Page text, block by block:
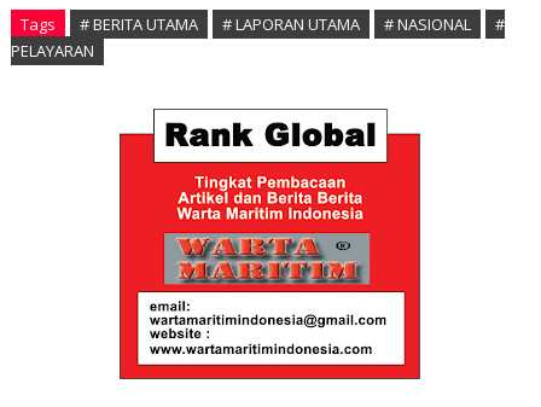
Tags # BERITA UTAMA # LAPORAN UTAMA # NASIONAL
#
PELAYARAN